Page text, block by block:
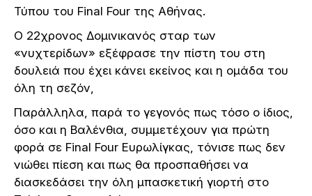
Τύπου του Final Four της Αθήνας.
Ο 22χρονος Δομινικανός σταρ των
«νυχτερίδων» εξέφρασε την πίστη του στη
δουλειά που έχει κάνει εκείνος και η ομάδα του
όλη τη σεζόν,
Παράλληλα, παρά το γεγονός πως τόσο ο ίδιος,
όσο και η Βαλένθια, συμμετέχουν για πρώτη
φορά σε Final Four Ευρωλίγκας, τόνισε πως δεν
νιώθει πίεση και πως θα προσπαθήσει να
διασκεδάσει την όλη μπασκετική γιορτή στο